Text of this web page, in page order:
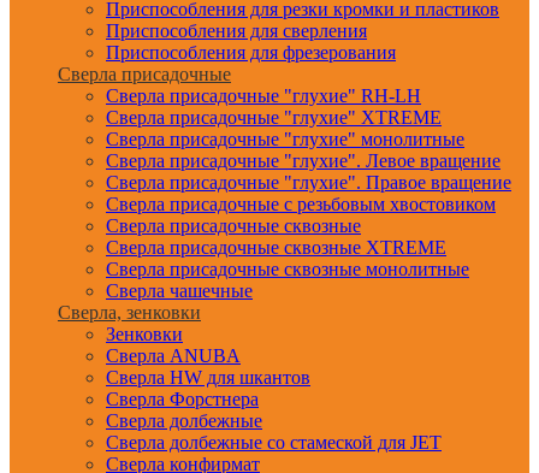
Приспособления для резки кромки и пластиков
Приспособления для сверления
Приспособления для фрезерования
Сверла присадочные
Сверла присадочные "глухие" RH-LH
Сверла присадочные "глухие" XTREME
Сверла присадочные "глухие" монолитные
Сверла присадочные "глухие". Левое вращение
Сверла присадочные "глухие". Правое вращение
Сверла присадочные с резьбовым хвостовиком
Сверла присадочные сквозные
Сверла присадочные сквозные XTREME
Сверла присадочные сквозные монолитные
Сверла чашечные
Сверла, зенковки
Зенковки
Сверла ANUBA
Сверла HW для шкантов
Сверла Форстнера
Сверла долбежные
Сверла долбежные со стамеской для JET
Сверла конфирмат